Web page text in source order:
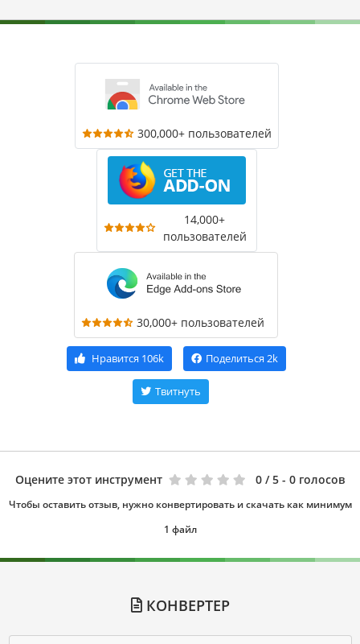
300,000+ пользователей
14,000+
пользователей
30,000+ пользователей
Нравится 106k Поделиться 2k
Твитнуть
Оцените этот инструмент 0 / 5 - 0 голосов
Чтобы оставить отзыв, нужно конвертировать и скачать как минимум
1 файл
КОНВЕРТЕР